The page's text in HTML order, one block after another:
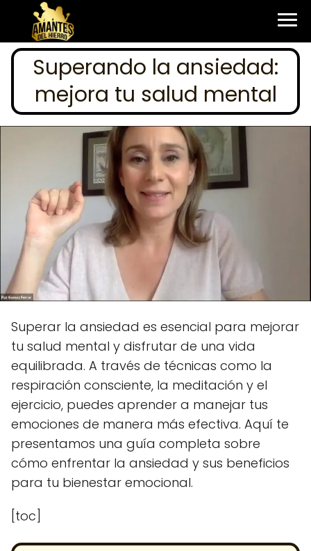
Superando la ansiedad:
mejora tu salud mental
Superar la ansiedad es esencial para mejorar
tu salud mental y disfrutar de una vida
equilibrada. A través de técnicas como la
respiración consciente, la meditación y el
ejercicio, puedes aprender a manejar tus
emociones de manera más efectiva. Aquí te
presentamos una guía completa sobre
cómo enfrentar la ansiedad y sus beneficios
para tu bienestar emocional.
[toc]